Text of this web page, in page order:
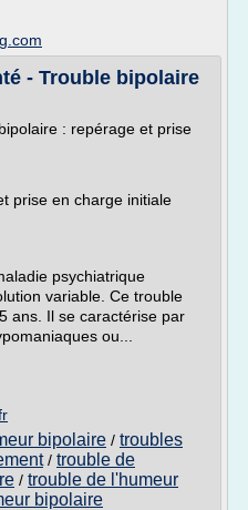
- Trouble bipolaire
: repérage et prise
prise en charge initiale
psychiatrique
variable. Ce trouble
ans. Il se caractérise par
ou...
bipolaire / troubles
/ trouble de
/ trouble de l'humeur
bipolaire